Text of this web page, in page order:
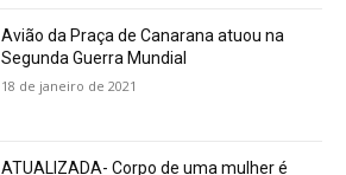
Avião da Praça de Canarana atuou na
Segunda Guerra Mundial
18 de janeiro de 2021
ATUALIZADA- Corpo de uma mulher é